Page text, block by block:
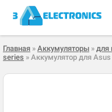
Главная » Аккумуляторы » для
series » Аккумулятор для